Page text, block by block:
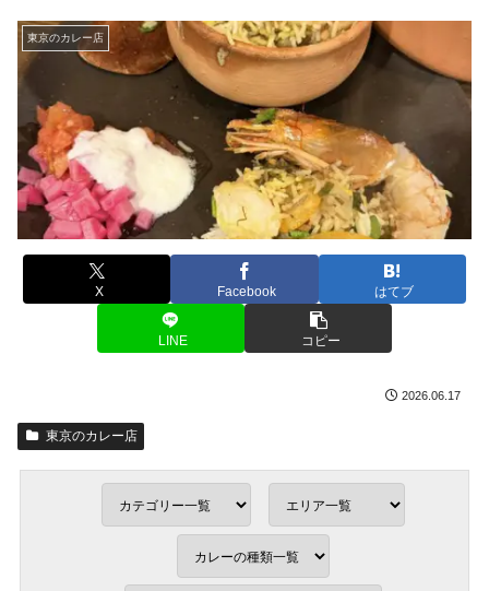
東京のカレー店
X Facebook はてブ
LINE コピー
2026.06.17
東京のカレー店